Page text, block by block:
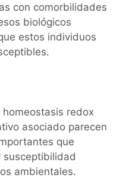
con comorbilidades
biológicos
estos individuos
redox
asociado parecen
que
susceptibilidad
ambientales.